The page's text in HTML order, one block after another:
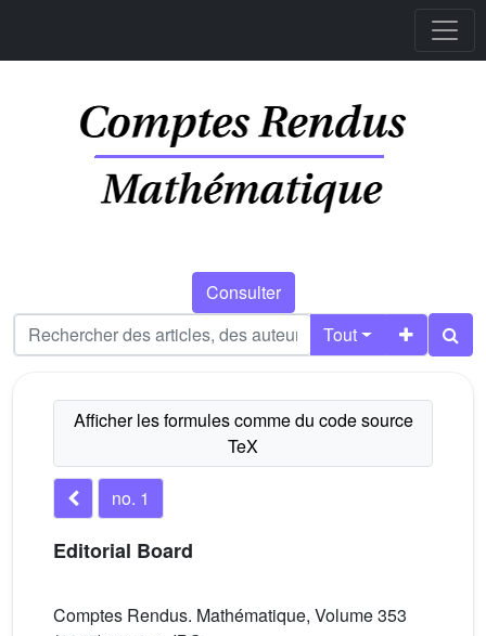
Consulter
Tout
no. 1
Editorial Board
Comptes Rendus. Mathématique, Volume 353